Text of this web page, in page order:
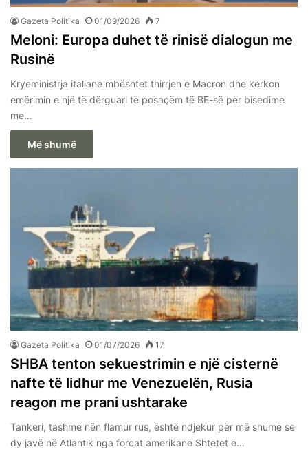
Gazeta Politika 01/09/2026 7
Meloni: Europa duhet të rinisë dialogun me
Rusinë
Kryeministrja italiane mbështet thirrjen e Macron dhe kërkon
emërimin e një të dërguari të posaçëm të BE-së për bisedime
me…
Më shumë
Gazeta Politika 01/07/2026 17
SHBA tenton sekuestrimin e një cisternë
nafte të lidhur me Venezuelën, Rusia
reagon me prani ushtarake
Tankeri, tashmë nën flamur rus, është ndjekur për më shumë se
dy javë në Atlantik nga forcat amerikane Shtetet e…